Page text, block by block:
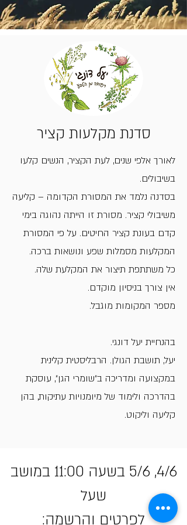
סדנת מקלעות קציר
לאורך אלפי שנים, לעת הקציר, הנשים קלעו
בשיבולים.
בסדנה נלמד את המסורת הקדומה – קליעה
משיבולי קציר. מסורת זו הייתה נהוגה בימי
קדם בעונת קציר החיטים. על פי המסורת
המקלעות מסמלות שפע ונושאות ברכה.
כל משתתפת תיצור את המקלעת שלה.
אין צורך בניסיון מוקדם.
מספר המקומות מוגבל.
בהנחיית יעל דונגי.
יעל, תושבת הגולן. הרבליסטית קלינית
במקצועה ומדריכה ב״שומרי הגן״, עוסקת
בהדרכה ולימוד של מיומנויות עתיקות, בהן
קליעה וליקוט.
4/6, 5/6 בשעה 11:00 במושב
שעל
לפרטים והרשמה: